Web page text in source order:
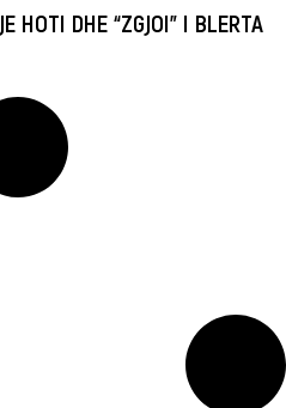
HOTI DHE “ZGJOI” I BLERTA